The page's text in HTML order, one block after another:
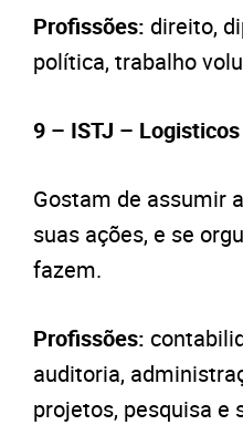
Profissões: direito,
política, trabalho
9 – ISTJ – Logisticos
Gostam de assumir
suas ações, e se
fazem.
Profissões:
auditoria,
projetos, pesquisa e